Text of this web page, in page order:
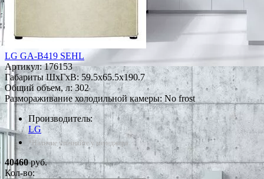
LG GA-B419 SEHL
Артикул:176153
Габариты ШxГxВ: 59.5x65.5x190.7
Общий объем, л: 302
Размораживание холодильной камеры: No frost
Производитель:
LG
*Наличие уточняйте у менеджера
40460руб.
Кол-во: